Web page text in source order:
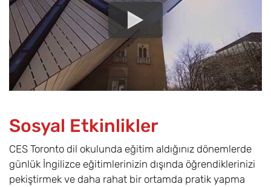
Sosyal Etkinlikler
CES Toronto dil okulunda eğitim aldığınız dönemlerde
günlük İngilizce eğitimlerinizin dışında öğrendiklerinizi
pekiştirmek ve daha rahat bir ortamda pratik yapma